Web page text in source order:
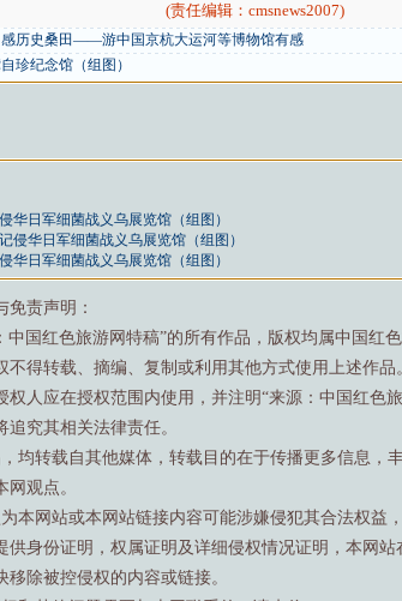
(责任编辑：cmsnews2007)
历史桑田——游中国京杭大运河等博物馆有感
珍纪念馆（组图）
日军细菌战义乌展览馆（组图）
华日军细菌战义乌展览馆（组图）
日军细菌战义乌展览馆（组图）
免责声明：
中国红色旅游网特稿”的所有作品，版权均属中国红
不得转载、摘编、复制或利用其他方式使用上述作品
权人应在授权范围内使用，并注明“来源：中国红色
究其相关法律责任。
均转载自其他媒体，转载目的在于传播更多信息，
观点。
本网站或本网站链接内容可能涉嫌侵犯其合法权益
供身份证明，权属证明及详细侵权情况证明，本网站
除被控侵权的内容或链接。